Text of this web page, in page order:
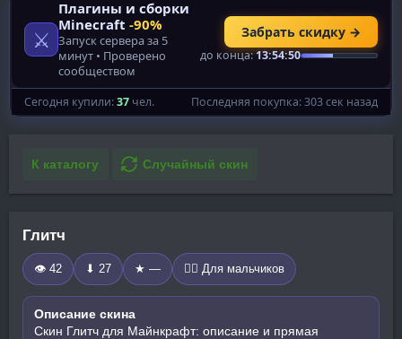
К каталогу Случайный скин
Глитч
👁 42 ⬇ 27 ★ — 🧍‍♂️ Для мальчиков
Описание скина
Скин Глитч для Майнкрафт: описание и прямая